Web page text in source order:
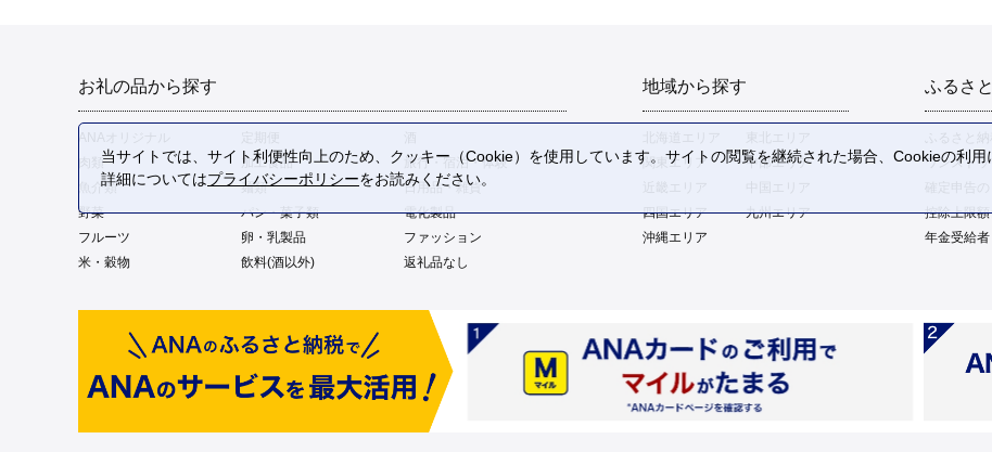
お礼の品から探す
肉類
加工食品
旅行・宿泊・体験
魚介類
麺類
日用品・雑貨
野菜
パン・菓子類
電化製品
フルーツ
卵・乳製品
ファッション
米・穀物
飲料(酒以外) 返礼品なし
地域から探す
関東エリア
中部エリア
四国エリア
九州エリア
沖縄エリア
ふるさ
ふるさと
ワンストッ
控除上限
年金受給
当サイトでは、サイト利便性向上のため、クッキー（Cookie）を使用しています。サイトの閲覧を継続された場合、Cookieの利用
詳細についてはプライバシーポリシーをお読みください。